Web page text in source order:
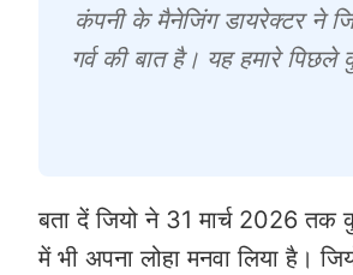
कंपनी के मैनेजिंग डायरेक्टर ने
गर्व की बात है। यह हमारे
बता दें जियो ने 31 मार्च 2026 तक
में भी अपना लोहा मनवा लिया